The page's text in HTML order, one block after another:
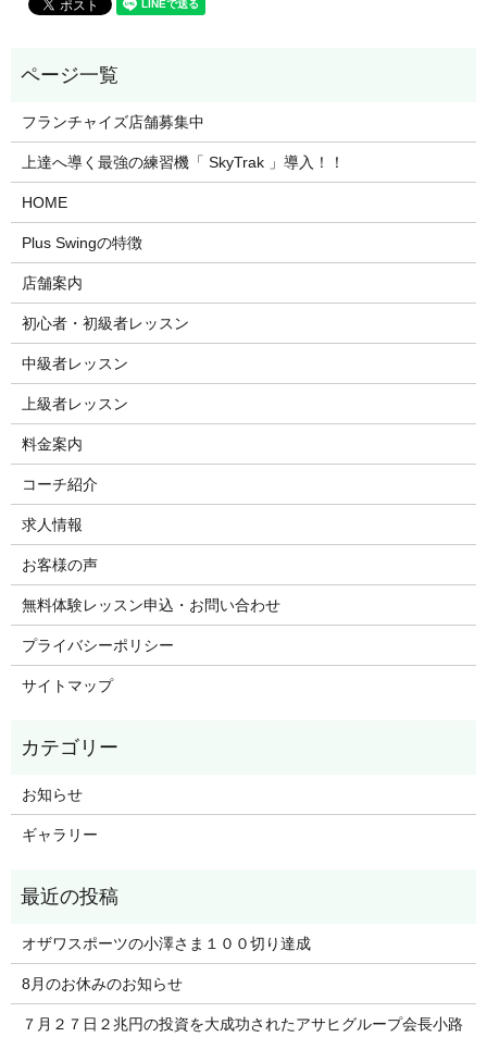
フランチャイズ店舗募集中
上達へ導く最強の練習機「 SkyTrak 」導入！！
HOME
Plus Swingの特徴
店舗案内
初心者・初級者レッスン
中級者レッスン
上級者レッスン
料金案内
コーチ紹介
求人情報
お客様の声
無料体験レッスン申込・お問い合わせ
プライバシーポリシー
サイトマップ
お知らせ
ギャラリー
オザワスポーツの小澤さま１００切り達成
8月のお休みのお知らせ
７月２７日２兆円の投資を大成功されたアサヒグループ会長小路